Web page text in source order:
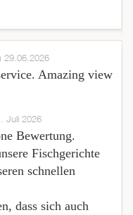
29.06.2026
Amazing view
Juli 2026
Bewertung.
Fischgerichte
schnellen
dass sich auch